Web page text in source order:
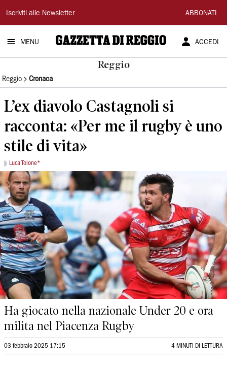
Gazzetta
di
Reggio
Iscriviti alle Newsletter ABBONATI
MENU ACCEDI
Reggio
Reggio Cronaca
L’ex diavolo Castagnoli si
racconta: «Per me il rugby è uno
stile di vita»
Luca Tolone*
Ha giocato nella nazionale Under 20 e ora
milita nel Piacenza Rugby
03 febbraio 2025 17:15 4 MINUTI DI LETTURA